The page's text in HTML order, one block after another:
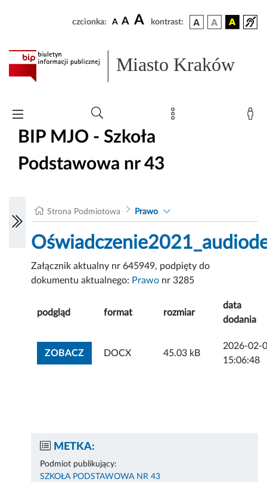
czcionka: A A A kontrast:
Miasto Kraków
BIP MJO - Szkoła
Podstawowa nr 43
Strona Podmiotowa Prawo
Załącznik aktualny nr 645949, podpięty do
dokumentu aktualnego: Prawo nr 3285
podgląd format rozmiar
data
dodania
ZOBACZZOBACZ ZAŁĄCZNIK
DOCX 45.03 kB
2026-02-
15:06:48
METKA:
Podmiot publikujący:
SZKOŁA PODSTAWOWA NR 43